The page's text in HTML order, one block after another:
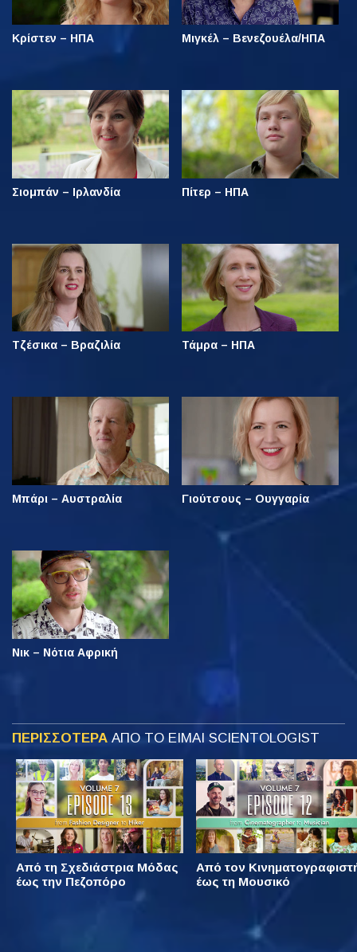
Κρίστεν – ΗΠΑ Μιγκέλ – Βενεζουέλα/ΗΠΑ
Σιομπάν – Ιρλανδία Πίτερ – ΗΠΑ
Τζέσικα – Βραζιλία Τάμρα – ΗΠΑ
Μπάρι – Αυστραλία Γιούτσους – Ουγγαρία
Νικ – Νότια Αφρική
ΠΕΡΙΣΣΟΤΕΡΑΑΠΟ ΤΟ ΕΙΜΑΙ SCIENTOLOGIST
Από τη Σχεδιάστρια Μόδας
έως την Πεζοπόρο
Από τον
έως τη Μουσικό